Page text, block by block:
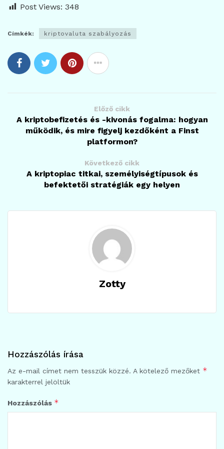
Post Views: 348
Címkék: kriptovaluta szabályozás
Előző cikk
A kriptobefizetés és -kivonás fogalma: hogyan
működik, és mire figyelj kezdőként a Finst
platformon?
Következő cikk
A kriptopiac titkai, személyiségtípusok és
befektetői stratégiák egy helyen
Zotty
Hozzászólás írása
Az e-mail címet nem tesszük közzé. A kötelező mezőket *
karakterrel jelöltük
Hozzászólás *